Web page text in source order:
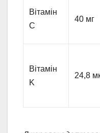
Вітамін
C
40 мг
Вітамін
K
24,8